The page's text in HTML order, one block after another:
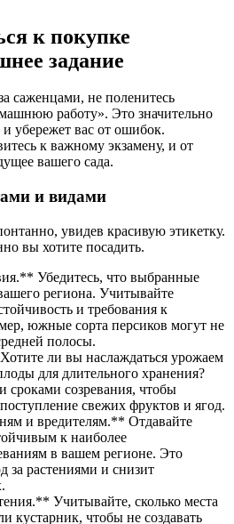
к покупке
задание
саженцами, не поленитесь
работу». Это значительно
убережет вас от ошибок.
к важному экзамену, и от
вашего сада.
и видами
увидев красивую этикетку.
вы хотите посадить.
Убедитесь, что выбранные
региона. Учитывайте
и требования к
южные сорта персиков могут не
полосы.
ли вы наслаждаться урожаем
для длительного хранения?
сроками созревания, чтобы
свежих фруктов и ягод.
и вредителям.** Отдавайте
к наиболее
в вашем регионе. Это
за растениями и снизит
Учитывайте, сколько места
кустарник, чтобы не создавать